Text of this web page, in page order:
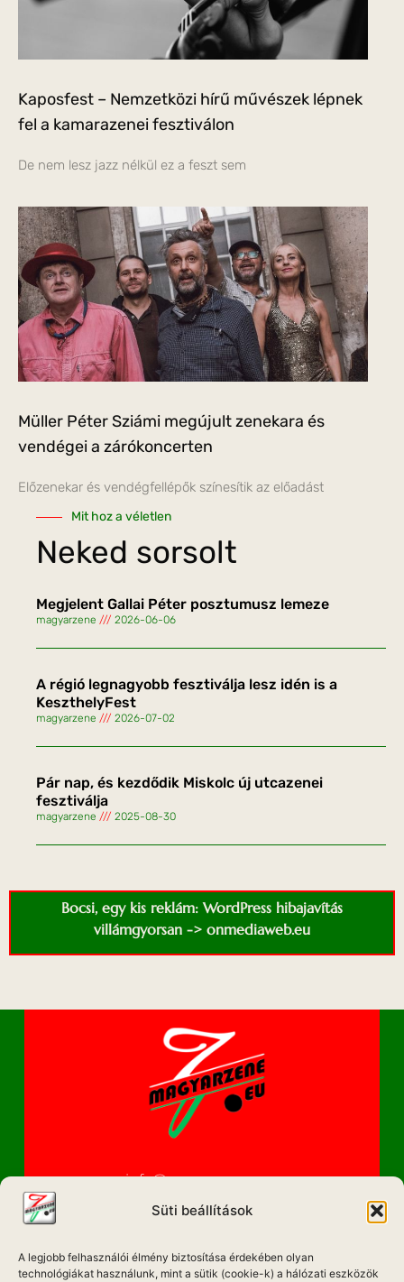
Süti beállítások
A legjobb felhasználói élmény biztosítása érdekében olyan
technológiákat használunk, mint a sütik (cookie-k) a hálózati eszközök
Kaposfest – Nemzetközi hírű művészek lépnek
fel a kamarazenei fesztiválon
De nem lesz jazz nélkül ez a feszt sem
Müller Péter Sziámi megújult zenekara és
vendégei a zárókoncerten
Előzenekar és vendégfellépők színesítik az előadást
Mit hoz a véletlen
Neked sorsolt
Megjelent Gallai Péter posztumusz lemeze
magyarzene 2026-06-06
A régió legnagyobb fesztiválja lesz idén is a
KeszthelyFest
magyarzene 2026-07-02
Pár nap, és kezdődik Miskolc új utcazenei
fesztiválja
magyarzene 2025-08-30
Bocsi, egy kis reklám: WordPress hibajavítás
villámgyorsan -> onmediaweb.eu
info@magyarzene.eu
IMPRESSZUM